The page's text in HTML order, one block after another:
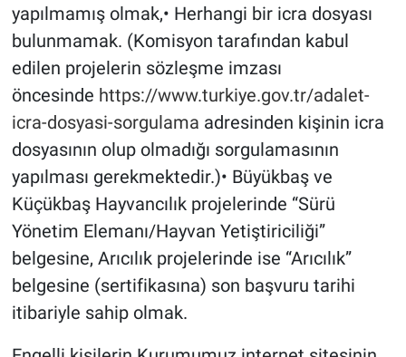
yapılmamış olmak,• Herhangi bir icra dosyası
bulunmamak. (Komisyon tarafından kabul
edilen projelerin sözleşme imzası
öncesinde https://www.turkiye.gov.tr/adalet-
icra-dosyasi-sorgulama adresinden kişinin icra
dosyasının olup olmadığı sorgulamasının
yapılması gerekmektedir.)• Büyükbaş ve
Küçükbaş Hayvancılık projelerinde “Sürü
Yönetim Elemanı/Hayvan Yetiştiriciliği”
belgesine, Arıcılık projelerinde ise “Arıcılık”
belgesine (sertifikasına) son başvuru tarihi
itibariyle sahip olmak.